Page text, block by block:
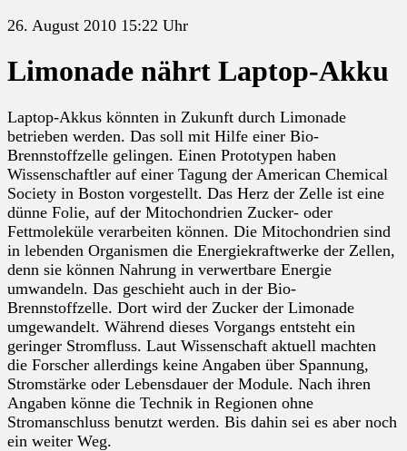
26. August 2010 15:22 Uhr
Limonade nährt Laptop-Akku
Laptop-Akkus könnten in Zukunft durch Limonade
betrieben werden. Das soll mit Hilfe einer Bio-
Brennstoffzelle gelingen. Einen Prototypen haben
Wissenschaftler auf einer Tagung der American Chemical
Society in Boston vorgestellt. Das Herz der Zelle ist eine
dünne Folie, auf der Mitochondrien Zucker- oder
Fettmoleküle verarbeiten können. Die Mitochondrien sind
in lebenden Organismen die Energiekraftwerke der Zellen,
denn sie können Nahrung in verwertbare Energie
umwandeln. Das geschieht auch in der Bio-
Brennstoffzelle. Dort wird der Zucker der Limonade
umgewandelt. Während dieses Vorgangs entsteht ein
geringer Stromfluss. Laut Wissenschaft aktuell machten
die Forscher allerdings keine Angaben über Spannung,
Stromstärke oder Lebensdauer der Module. Nach ihren
Angaben könne die Technik in Regionen ohne
Stromanschluss benutzt werden. Bis dahin sei es aber noch
ein weiter Weg.